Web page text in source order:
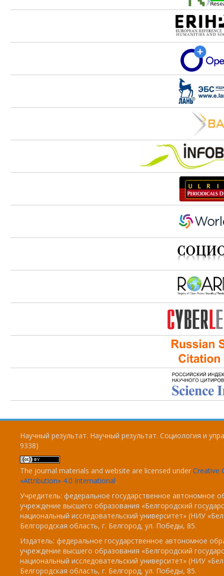
Научный результат. Научный результат. Социология и
9338)
The journal materials and website are licensed under Creative
«Attribution» 4.0 International.
Учредитель: федеральное государственное автономное
учреждение высшего образования «Белгородский
национальный исследовательский университет» (НИУ
Белгородская область, г. Белгород, ул. Победы, 85.
Издатель: федеральное государственное автономное
учреждение высшего образования «Белгородский
национальный исследовательский университет» (НИУ
Белгородская область, г. Белгород, ул. Победы, 85.